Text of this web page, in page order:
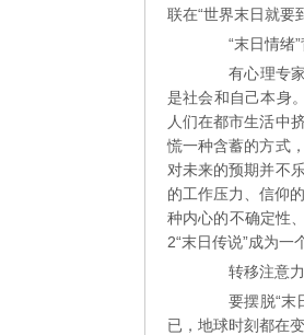
联在“世界末日就要
“末日情绪”
有心理专家
是社会和自己本身
人们在都市生活中
慌一种含蓄的方式
对未来的预期并不
的工作压力、信仰
种内心的不确定性
2“末日传说”成为一
转移注意力
要摆脱“末日
已，地球时刻都在